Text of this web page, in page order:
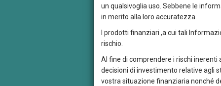
un qualsivoglia uso. Sebbene le
in merito alla loro accuratezza.
I prodotti finanziari ,a cui tali
rischio.
Al fine di comprendere i rischi
decisioni di investimento relative agli
vostra situazione finanziaria nonché